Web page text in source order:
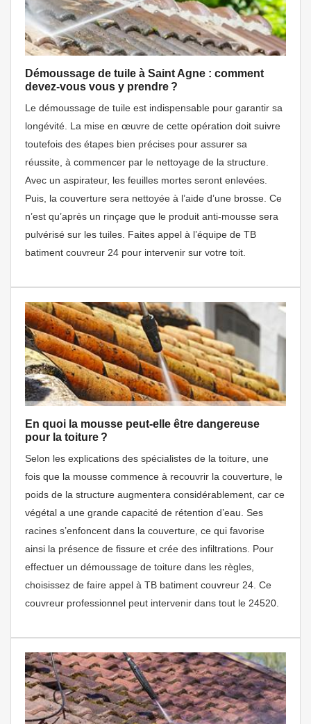
Démoussage de tuile à Saint Agne : comment
devez-vous vous y prendre ?
Le démoussage de tuile est indispensable pour garantir sa
longévité. La mise en œuvre de cette opération doit suivre
toutefois des étapes bien précises pour assurer sa
réussite, à commencer par le nettoyage de la structure.
Avec un aspirateur, les feuilles mortes seront enlevées.
Puis, la couverture sera nettoyée à l’aide d’une brosse. Ce
n’est qu’après un rinçage que le produit anti-mousse sera
pulvérisé sur les tuiles. Faites appel à l’équipe de TB
batiment couvreur 24 pour intervenir sur votre toit.
En quoi la mousse peut-elle être dangereuse
pour la toiture ?
Selon les explications des spécialistes de la toiture, une
fois que la mousse commence à recouvrir la couverture, le
poids de la structure augmentera considérablement, car ce
végétal a une grande capacité de rétention d’eau. Ses
racines s’enfoncent dans la couverture, ce qui favorise
ainsi la présence de fissure et crée des infiltrations. Pour
effectuer un démoussage de toiture dans les règles,
choisissez de faire appel à TB batiment couvreur 24. Ce
couvreur professionnel peut intervenir dans tout le 24520.